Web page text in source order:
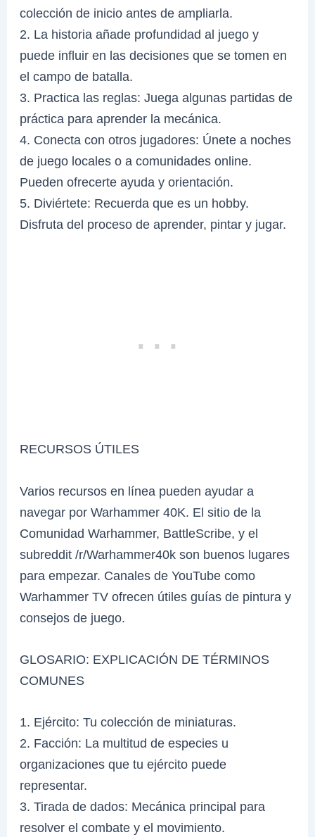
colección de inicio antes de ampliarla.
2. La historia añade profundidad al juego y
puede influir en las decisiones que se tomen en
el campo de batalla.
3. Practica las reglas: Juega algunas partidas de
práctica para aprender la mecánica.
4. Conecta con otros jugadores: Únete a noches
de juego locales o a comunidades online.
Pueden ofrecerte ayuda y orientación.
5. Diviértete: Recuerda que es un hobby.
Disfruta del proceso de aprender, pintar y jugar.
RECURSOS ÚTILES
Varios recursos en línea pueden ayudar a
navegar por Warhammer 40K. El sitio de la
Comunidad Warhammer, BattleScribe, y el
subreddit /r/Warhammer40k son buenos lugares
para empezar. Canales de YouTube como
Warhammer TV ofrecen útiles guías de pintura y
consejos de juego.
GLOSARIO: EXPLICACIÓN DE TÉRMINOS
COMUNES
1. Ejército: Tu colección de miniaturas.
2. Facción: La multitud de especies u
organizaciones que tu ejército puede
representar.
3. Tirada de dados: Mecánica principal para
resolver el combate y el movimiento.